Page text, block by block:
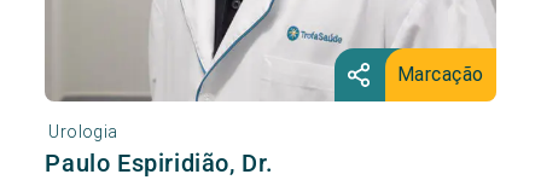
Marcação
Urologia
Paulo Espiridião, Dr.